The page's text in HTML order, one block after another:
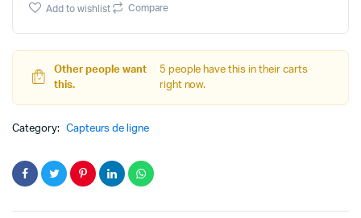
Ligne
Voies
quantity
Add to wishlist Compare
Other people want
this.
5 people have this in their carts
right now.
Category: Capteurs de ligne